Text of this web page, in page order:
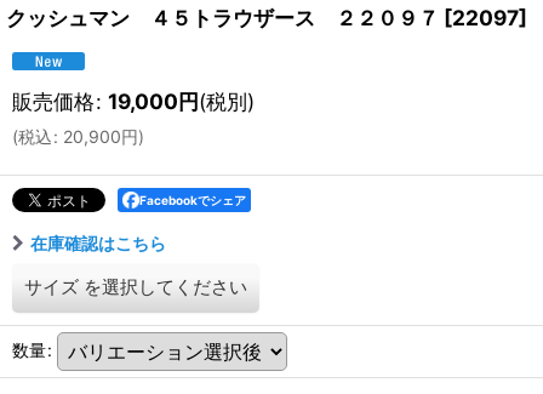
クッシュマン ４５トラウザース ２２０９７ [22097]
販売価格: 19,000円(税別)
(税込: 20,900円)
Facebookでシェア
在庫確認はこちら
サイズ を選択してください
数量: